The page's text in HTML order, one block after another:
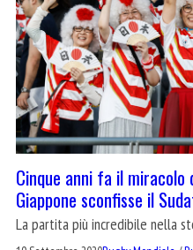
Cinque anni fa il
Giappone sconfisse il
La partita più incredibile nella